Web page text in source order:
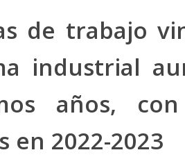
de trabajo
industrial
años,
en 2022-2023